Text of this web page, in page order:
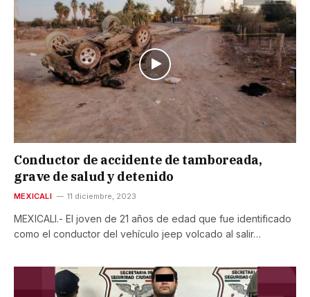
Conductor de accidente de tamboreada,
grave de salud y detenido
MEXICALI 11 diciembre, 2023
MEXICALI.- El joven de 21 años de edad que fue identificado
como el conductor del vehículo jeep volcado al salir…